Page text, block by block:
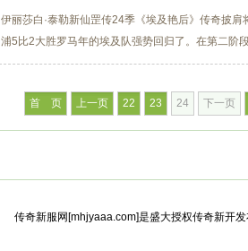
伊丽莎白·泰勒新仙罡传24季《埃及艳后》传奇披
浦5比2大胜罗马年的埃及队强势回归了。在第二阶
首 页 上一页 22 23 24 下一页
传奇新服网[mhjyaaa.com]是盛大授权传奇新开